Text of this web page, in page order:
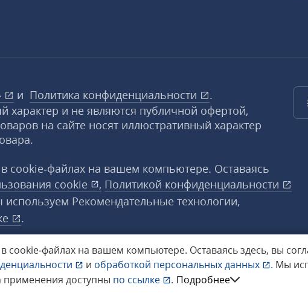
cookie‑файлах на вашем компьютере. Оставаясь здесь, вы
и обработкой персональных данных . Мы
применения доступны по ссылке . Подробнее
и Политика конфиденциальности
.
характер и не являются публичной офертой,
на сайте носят иллюстративный характер
cookie‑файлах на вашем компьютере. Оставаясь
cookie , Политикой конфиденциальности
Рекомендательные технологии,
.